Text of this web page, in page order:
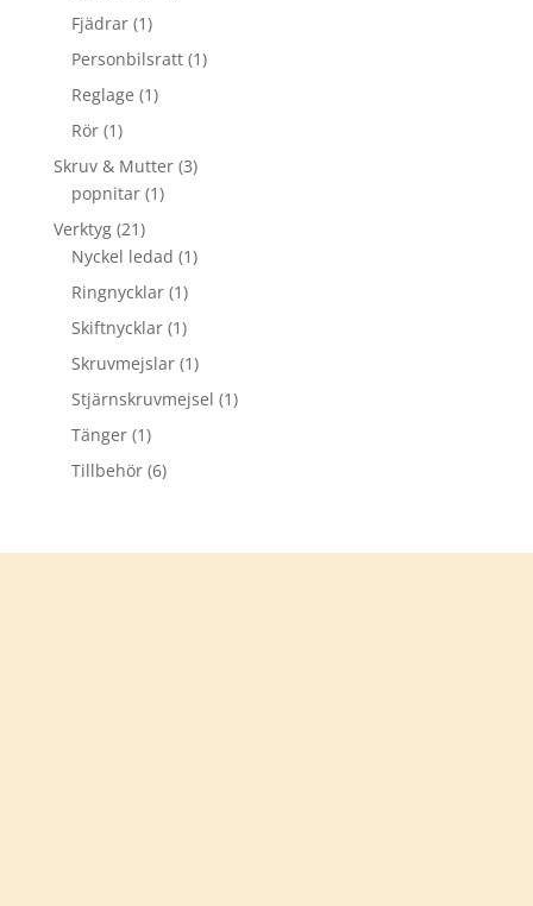
Fjädrar (1)
Personbilsratt (1)
Reglage (1)
Rör (1)
Skruv & Mutter (3)
popnitar (1)
Verktyg (21)
Nyckel ledad (1)
Ringnycklar (1)
Skiftnycklar (1)
Skruvmejslar (1)
Stjärnskruvmejsel (1)
Tänger (1)
Tillbehör (6)